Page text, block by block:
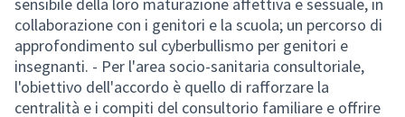
collaborazione con i genitori e la scuola; un percorso di
approfondimento sul cyberbullismo per genitori e
insegnanti. - Per l'area socio-sanitaria consultoriale,
l'obiettivo dell'accordo è quello di rafforzare la
centralità e i compiti del consultorio familiare e offrire